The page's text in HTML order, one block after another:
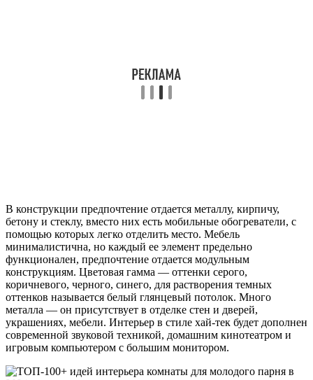
В конструкции предпочтение отдается металлу, кирпичу,
бетону и стеклу, вместо них есть мобильные обогреватели, с
помощью которых легко отделить место. Мебель
минималистична, но каждый ее элемент предельно
функционален, предпочтение отдается модульным
конструкциям. Цветовая гамма — оттенки серого,
коричневого, черного, синего, для растворения темных
оттенков называется белый глянцевый потолок. Много
металла — он присутствует в отделке стен и дверей,
украшениях, мебели. Интерьер в стиле хай-тек будет дополнен
современной звуковой техникой, домашним кинотеатром и
игровым компьютером с большим монитором.